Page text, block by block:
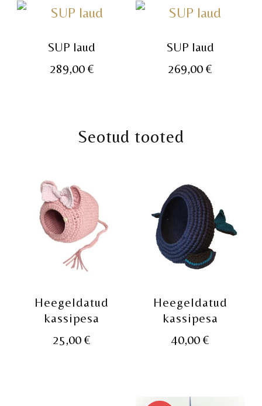
SUP laud
289,00 €
SUP laud
269,00€
Seotud tooted
Heegeldatud
kassipesa
25,00€
Heegeldatud
kassipesa
40,00 €